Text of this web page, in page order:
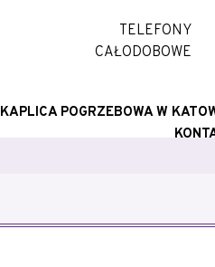
TELEFONY
CAŁODOBOWE
KAPLICA POGRZEBOWA W